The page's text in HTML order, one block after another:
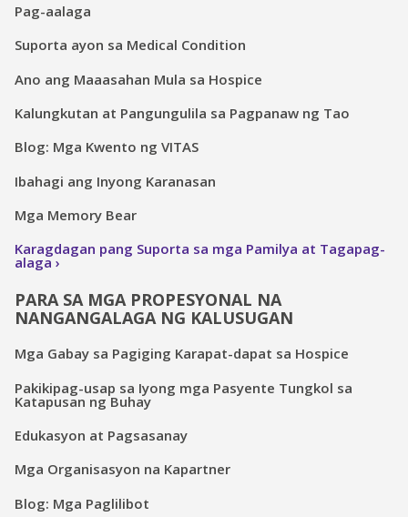
Pag-aalaga
Suporta ayon sa Medical Condition
Ano ang Maaasahan Mula sa Hospice
Kalungkutan at Pangungulila sa Pagpanaw ng Tao
Blog: Mga Kwento ng VITAS
Ibahagi ang Inyong Karanasan
Mga Memory Bear
Karagdagan pang Suporta sa mga Pamilya at Tagapag-
alaga
PARA SA MGA PROPESYONAL NA
NANGANGALAGA NG KALUSUGAN
Mga Gabay sa Pagiging Karapat-dapat sa Hospice
Pakikipag-usap sa Iyong mga Pasyente Tungkol sa
Katapusan ng Buhay
Edukasyon at Pagsasanay
Mga Organisasyon na Kapartner
Blog: Mga Paglilibot